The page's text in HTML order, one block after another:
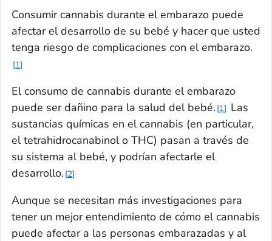
Consumir cannabis durante el embarazo puede
afectar el desarrollo de su bebé y hacer que usted
tenga riesgo de complicaciones con el embarazo.
1
El consumo de cannabis durante el embarazo
puede ser dañino para la salud del bebé. 1
Las
sustancias químicas en el cannabis (en particular,
el tetrahidrocanabinol o THC) pasan a través de
su sistema al bebé, y podrían afectarle el
desarrollo. 2
Aunque se necesitan más investigaciones para
tener un mejor entendimiento de cómo el cannabis
puede afectar a las personas embarazadas y al